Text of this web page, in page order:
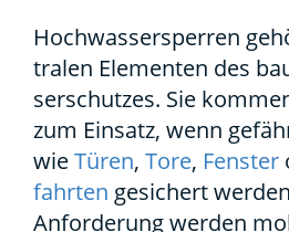
Hoch­was­ser­sper­ren
tra­len Ele­men­ten des
ser­schut­zes. Sie
zum Ein­satz, wenn
wieTüren, Tore, Fens­ter
fahr­ten gesi­chert
Anfor­de­rung wer­den